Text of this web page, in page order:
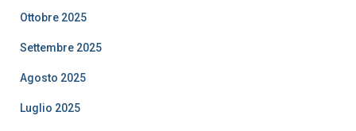
Ottobre 2025
Settembre 2025
Agosto 2025
Luglio 2025